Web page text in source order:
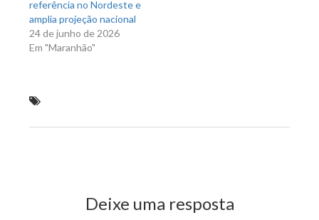
referência no Nordeste e
amplia projeção nacional
24 de junho de 2026
Em "Maranhão"
Deixe uma resposta